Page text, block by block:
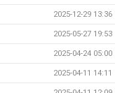
2025-12-29 13:36
2025-05-27 19:53
2025-04-24 05:00
2025-04-11 14:11